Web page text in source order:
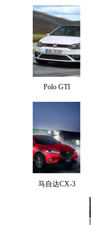
Polo GTI
马自达CX-3